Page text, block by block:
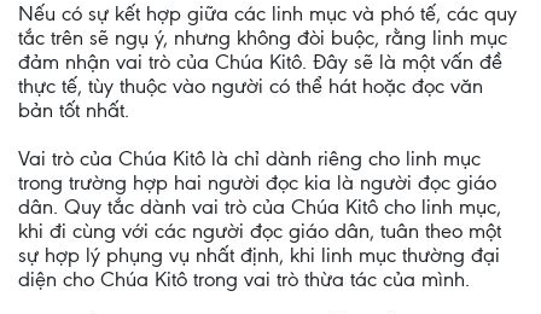
Nếu có sự kết hợp giữa các linh mục và phó tế, các quy
tắc trên sẽ ngụ ý, nhưng không đòi buộc, rằng linh mục
đảm nhận vai trò của Chúa Kitô. Đây sẽ là một vấn đề
thực tế, tùy thuộc vào người có thể hát hoặc đọc văn
bản tốt nhất.
Vai trò của Chúa Kitô là chỉ dành riêng cho linh mục
trong trường hợp hai người đọc kia là người đọc giáo
dân. Quy tắc dành vai trò của Chúa Kitô cho linh mục,
khi đi cùng với các người đọc giáo dân, tuân theo một
sự hợp lý phụng vụ nhất định, khi linh mục thường đại
diện cho Chúa Kitô trong vai trò thừa tác của mình.